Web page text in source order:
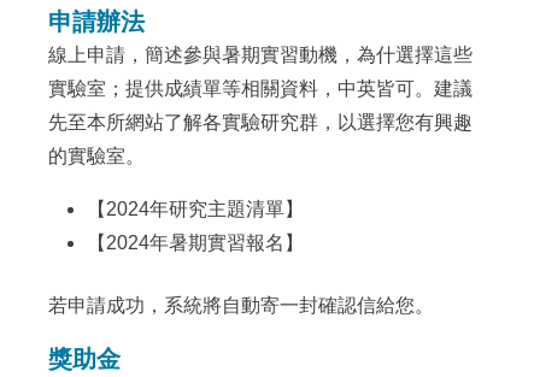
申請辦法
線上申請，簡述參與暑期實習動機，為什選擇這些
實驗室；提供成績單等相關資料，中英皆可。建議
先至本所網站了解各實驗研究群，以選擇您有興趣
的實驗室。
【 2024年研究主題清單】
【 2024年暑期實習報名 】
若申請成功，系統將自動寄一封確認信給您。
獎助金